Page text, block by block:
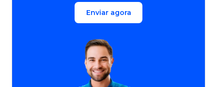
Enviar agora